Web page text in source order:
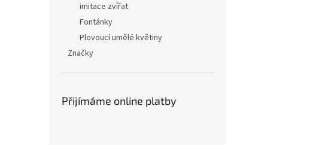
imitace zvířat
Fontánky
Plovoucí umělé květiny
Značky
Přijímáme online platby